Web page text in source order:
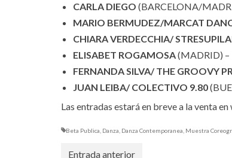
CARLA DIEGO (BARCELONA/
MARIO BERMUDEZ/MARCAT
CHIARA VERDECCHIA/
ELISABET ROGAMOSA(MADRID)
FERNANDA SILVA/ THE GROOVY
JUAN LEIBA/ COLECTIVO 9.80
Las entradas estará en breve a la venta
Beta Publica Danza Danza Contemporanea Muestra
Entrada anterior